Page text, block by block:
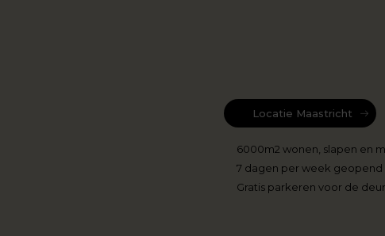
Locatie Maastricht
6000m2 wonen, slapen en
7 dagen per week geopend
Gratis parkeren voor de deur